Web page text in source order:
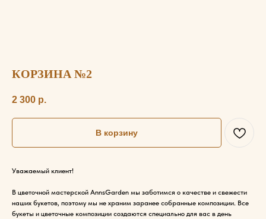
КОРЗИНА №2
2 300 р.
В корзину
Уважаемый клиент!
В цветочной мастерской AnnsGarden мы заботимся о качестве и свежести
наших букетов, поэтому мы не храним заранее собранные композиции. Все
букеты и цветочные композиции создаются специально для вас в день